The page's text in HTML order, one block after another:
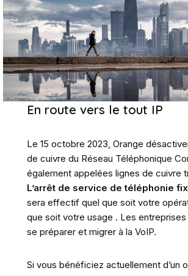
En route vers le tout IP
Le 15 octobre 2023, Orange
de cuivre du Réseau Téléphonique
également appelées lignes de cuivre
L’arrêt de service de téléphonie
sera effectif quel que soit votre
que soit votre usage . Les
se préparer et migrer à la VoIP.
Si vous bénéficiez actuellement d’un